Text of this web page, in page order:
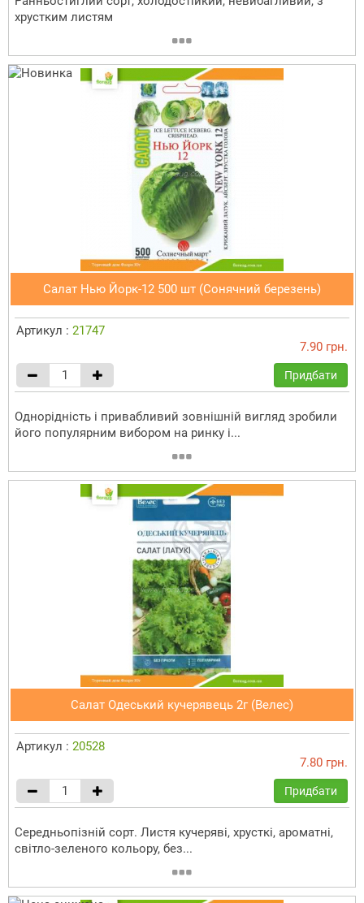
хрустким листям
Салат Нью Йорк-12 500 шт (Сонячний березень)
Артикул : 21747
7.90 грн.
Придбати
Однорідність і привабливий зовнішній вигляд зробили
його популярним вибором на ринку і...
Салат Одеський кучерявець 2г (Велес)
Артикул : 20528
7.80 грн.
Придбати
Середньопізній сорт. Листя кучеряві, хрусткі, ароматні,
світло-зеленого кольору, без...